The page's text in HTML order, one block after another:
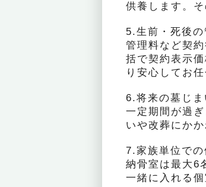
供養します。
5.生前・死後
管理料など契
括で契約表示
り安心してお任
6.将来の墓じま
一定期間が過
いや改葬にか
7.家族単位で
納骨室は最大6
一緒に入れる